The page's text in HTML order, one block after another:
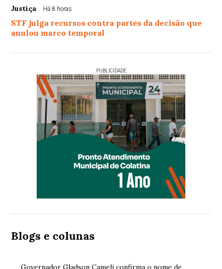
Justiça Há 8 horas
STF julga recursos contra partes da decisão que
anulou marco temporal
PUBLICIDADE
Blogs e colunas
Governador Gladson Cameli confirma o nome de